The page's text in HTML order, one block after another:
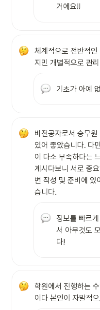
거에요!!
체계적으로 전반적
지민 개별적으로 관
기초가 아예
비전공자로서 승무
있어 좋았습니다. 다
이 다소 부족하다는
계시다보니 서로 중
변 작성 및 준비에 있
습니다.
정보를 빠르
서 아무것도
다!
학원에서 진행하는
이다 본인이 자발적